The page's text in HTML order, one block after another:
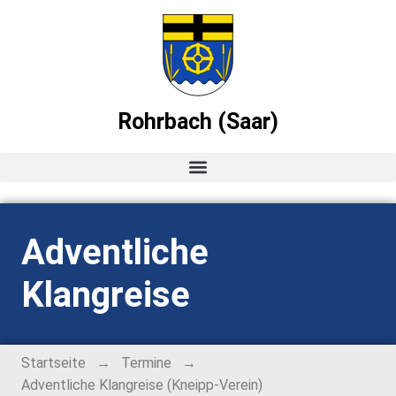
Rohrbach (Saar)
News
Ortsvorsteher-Blog
Termine
Adventliche
Klangreise
Startseite → Termine
→
Adventliche Klangreise (Kneipp-Verein)